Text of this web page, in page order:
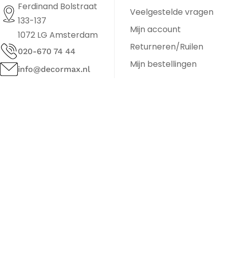
Veelgestelde vragen
Mijn account
Returneren/Ruilen
Mijn bestellingen
Ferdinand Bolstraat
133-137
1072 LG Amsterdam
020-670 74 44
info@decormax.nl